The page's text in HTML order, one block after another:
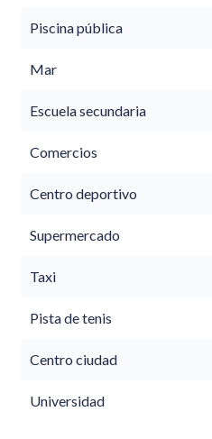
Piscina pública
Mar
Escuela secundaria
Comercios
Centro deportivo
Supermercado
Taxi
Pista de tenis
Centro ciudad
Universidad